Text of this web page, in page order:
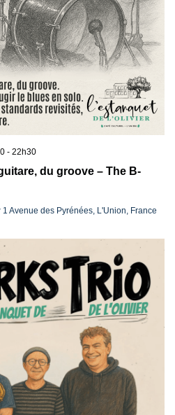
du groove – The B-
- 22h30
1 Avenue des Pyrénées, L'Union, France